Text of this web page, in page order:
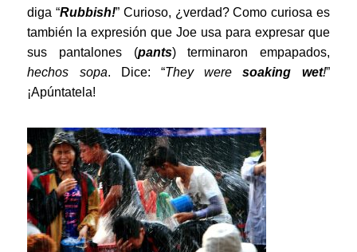
diga “Rubbish!” Curioso, ¿verdad? Como curiosa es
también la expresión que Joe usa para expresar que
sus pantalones (pants) terminaron empapados,
hechos sopa. Dice: “They weresoaking wet!”
¡Apúntatela!